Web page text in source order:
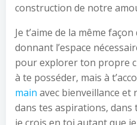
construction de notre
Je t’aime de la même
donnant l’espace
pour explorer ton propre
à te posséder, mais à
main avec bienveillance et
dans tes aspirations, dans